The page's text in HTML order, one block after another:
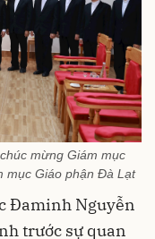
mừng Giám mục
mục Giáo phận Đà Lạt
Đaminh Nguyễn
trước sự quan